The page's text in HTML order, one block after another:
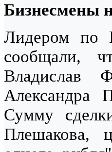
Бизнесмены
Лидером по
сообщали,
Владислав
Александра
Сумму
Плешакова,